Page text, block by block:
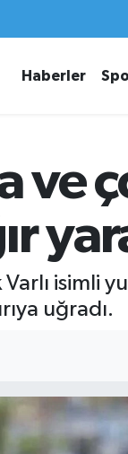
Haberler
Varlı isimli
uğradı.